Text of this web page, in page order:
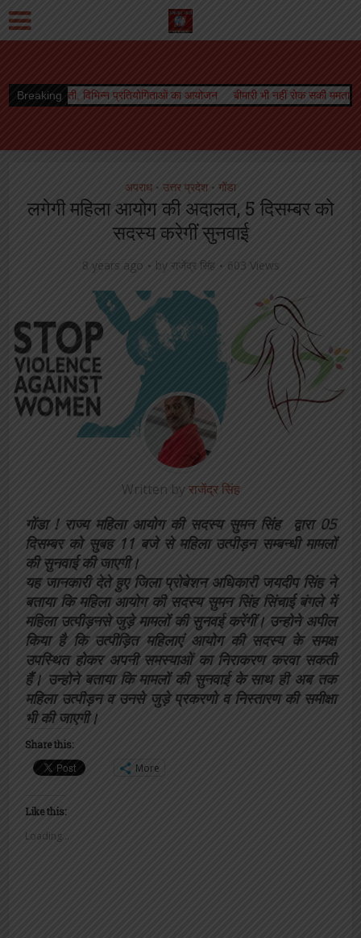
Breaking
प्रतियोगिताओं का आयोजन बीमारी भी नहीं रोक सकी ममता की धारा, जारी रहा
अपराध • उत्तर प्रदेश • गोंडा
लगेगी महिला आयोग की अदालत, 5 दिसम्बर को
सदस्य करेगीं सुनवाई
8 years ago by राजेंद्र सिंह 603 Views
Written byराजेंद्र सिंह
गोंडा ! राज्य महिला आयोग की सदस्य सुमन सिंह द्वारा 05
दिसम्बर को सुबह 11 बजे से महिला उत्पीड़न सम्बन्धी मामलों
की सुनवाई की जाएगी।
यह जानकारी देते हुए जिला प्रोबेशन अधिकारी जयदीप सिंह ने
बताया कि महिला आयोग की सदस्य सुमन सिंह सिंचाई बंगले में
महिला उत्पीड़नसे जुड़े मामलों की सुनवई करेंगीं। उन्होने अपील
किया है कि उत्पीड़ित महिलाएं आयोग की सदस्य के समक्ष
उपस्थित होकर अपनी समस्याओं का निराकरण करवा सकती
हैं। उन्होने बताया कि मामलों की सुनवाई के साथ ही अब तक
महिला उत्पीड़न व उनसे जुड़े प्रकरणो व निस्तारण की समीक्षा
भी की जाएगी।
Share this:
More
Like this:
Loading...